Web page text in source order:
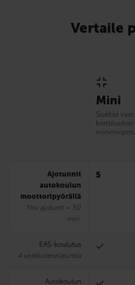
Vertaile
Mini
Sisältää vain
korttiluokan
Ajotunnit
autokoulun
moottoripyörällä
Yksi ajotunti = 50
min.
5
EAS-koulutus
4 verkkoteoriatuntia
Autokoulun